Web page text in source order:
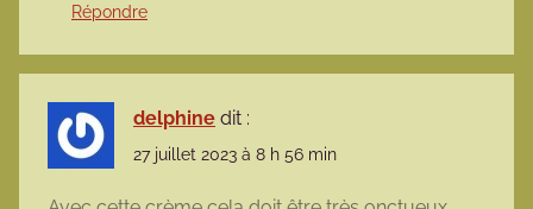
Répondre
delphine dit :
27 juillet 2023 à 8 h 56 min